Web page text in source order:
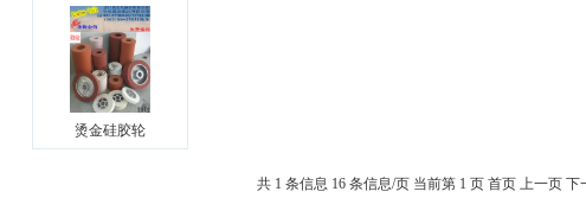
本OIKE烫金纸尾池烫金纸华东区总代理商
——进口烫金纸专业供应商
专业供应汽车中网烫金纸，汽车格栅烫金纸，汽车专用格式烫金纸
烫金硅胶轮
共 1 条信息 16 条信息/页 当前第 1 页 首页 上一页 下